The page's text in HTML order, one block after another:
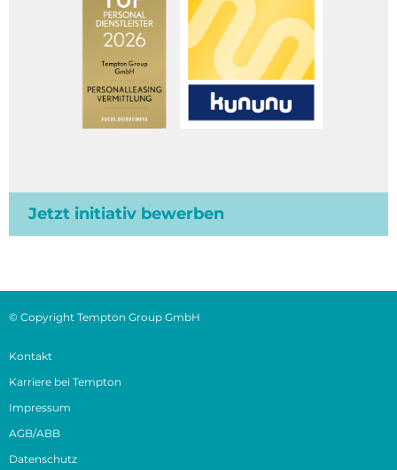
Jetzt initiativ bewerben
© Copyright Tempton Group GmbH
Kontakt
Karriere bei Tempton
Impressum
AGB/ABB
Datenschutz